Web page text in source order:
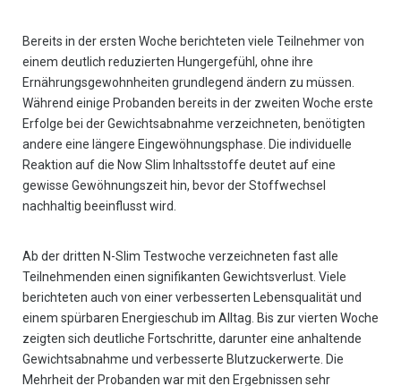
Bereits in der ersten Woche berichteten viele Teilnehmer von
einem deutlich reduzierten Hungergefühl, ohne ihre
Ernährungsgewohnheiten grundlegend ändern zu müssen.
Während einige Probanden bereits in der zweiten Woche erste
Erfolge bei der Gewichtsabnahme verzeichneten, benötigten
andere eine längere Eingewöhnungsphase. Die individuelle
Reaktion auf die Now Slim Inhaltsstoffe deutet auf eine
gewisse Gewöhnungszeit hin, bevor der Stoffwechsel
nachhaltig beeinflusst wird.
Ab der dritten N-Slim Testwoche verzeichneten fast alle
Teilnehmenden einen signifikanten Gewichtsverlust. Viele
berichteten auch von einer verbesserten Lebensqualität und
einem spürbaren Energieschub im Alltag. Bis zur vierten Woche
zeigten sich deutliche Fortschritte, darunter eine anhaltende
Gewichtsabnahme und verbesserte Blutzuckerwerte. Die
Mehrheit der Probanden war mit den Ergebnissen sehr